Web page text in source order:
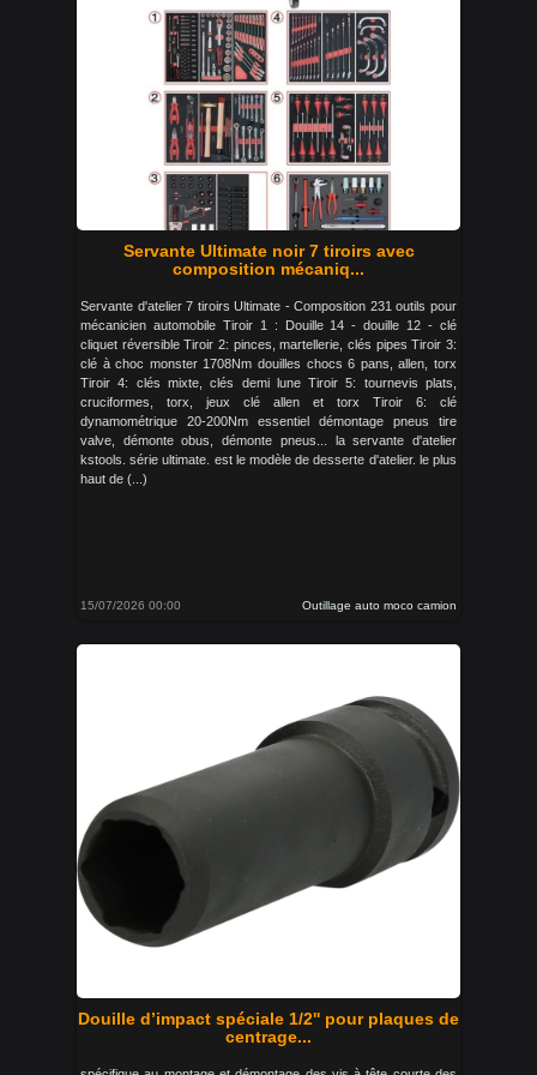
Servante Ultimate noir 7 tiroirs avec
composition mécaniq...
Servante d'atelier 7 tiroirs Ultimate - Composition 231 outils pour
mécanicien automobile Tiroir 1 : Douille 14 - douille 12 - clé
cliquet réversible Tiroir 2: pinces, martellerie, clés pipes Tiroir 3:
clé à choc monster 1708Nm douilles chocs 6 pans, allen, torx
Tiroir 4: clés mixte, clés demi lune Tiroir 5: tournevis plats,
cruciformes, torx, jeux clé allen et torx Tiroir 6: clé
dynamométrique 20-200Nm essentiel démontage pneus tire
valve, démonte obus, démonte pneus... la servante d'atelier
kstools. série ultimate. est le modèle de desserte d'atelier. le plus
haut de (...)
15/07/2026 00:00 Outillage auto moco camion
Douille d’impact spéciale 1/2'' pour plaques de
centrage...